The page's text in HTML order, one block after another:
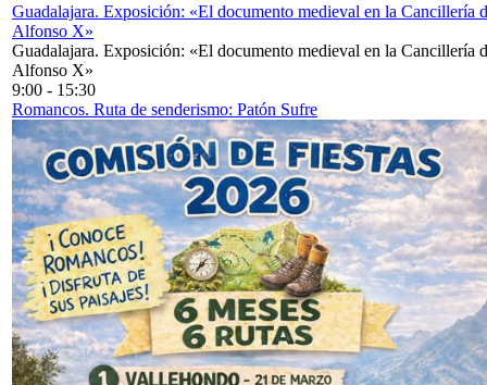
Guadalajara. Exposición: «El documento medieval en la Cancillería
Alfonso X»
Guadalajara. Exposición: «El documento medieval en la Cancillería
Alfonso X»
9:00 - 15:30
Romancos. Ruta de senderismo: Patón Sufre